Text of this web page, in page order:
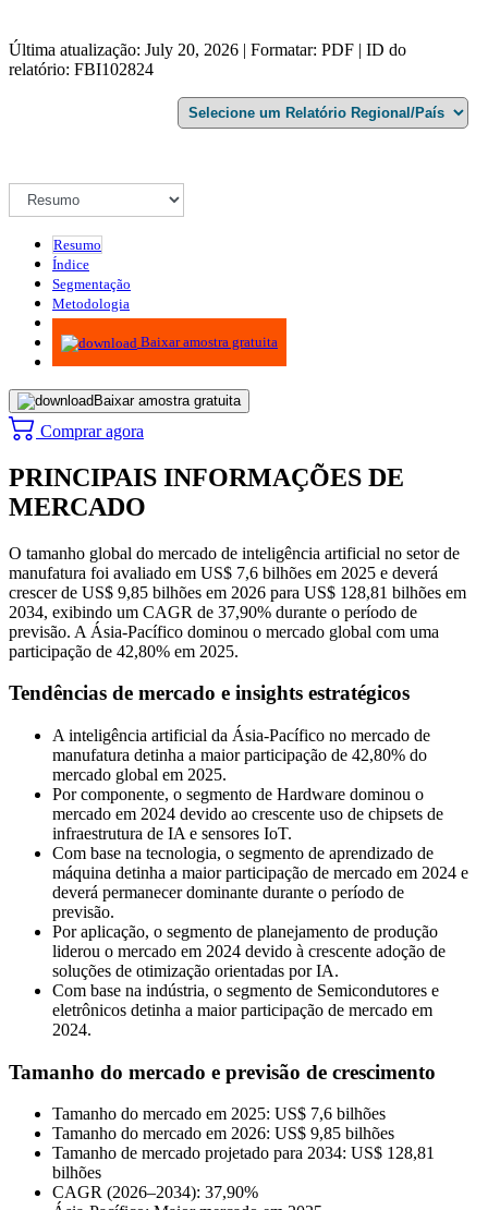
Última atualização: July 20, 2026 | Formatar: PDF | ID do
relatório: FBI102824
Resumo
Índice
Segmentação
Metodologia
Infográficos
Baixar amostra gratuita
Baixar amostra gratuita
Comprar agora
PRINCIPAIS INFORMAÇÕES DE
MERCADO
O tamanho global do mercado de inteligência artificial no setor de
manufatura foi avaliado em US$ 7,6 bilhões em 2025 e deverá
crescer de US$ 9,85 bilhões em 2026 para US$ 128,81 bilhões em
2034, exibindo um CAGR de 37,90% durante o período de
previsão. A Ásia-Pacífico dominou o mercado global com uma
participação de 42,80% em 2025.
Tendências de mercado e insights estratégicos
A inteligência artificial da Ásia-Pacífico no mercado de
manufatura detinha a maior participação de 42,80% do
mercado global em 2025.
Por componente, o segmento de Hardware dominou o
mercado em 2024 devido ao crescente uso de chipsets de
infraestrutura de IA e sensores IoT.
Com base na tecnologia, o segmento de aprendizado de
máquina detinha a maior participação de mercado em 2024 e
deverá permanecer dominante durante o período de
previsão.
Por aplicação, o segmento de planejamento de produção
liderou o mercado em 2024 devido à crescente adoção de
soluções de otimização orientadas por IA.
Com base na indústria, o segmento de Semicondutores e
eletrônicos detinha a maior participação de mercado em
2024.
Tamanho do mercado e previsão de crescimento
Tamanho do mercado em 2025: US$ 7,6 bilhões
Tamanho do mercado em 2026: US$ 9,85 bilhões
Tamanho de mercado projetado para 2034: US$ 128,81
bilhões
CAGR (2026–2034): 37,90%